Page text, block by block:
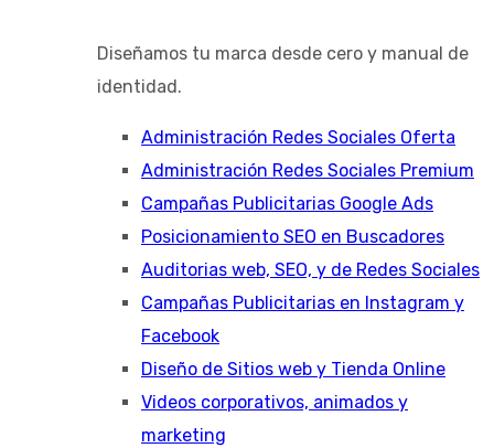
Diseñamos tu marca desde cero y manual de
identidad.
Administración Redes Sociales Oferta
Administración Redes Sociales Premium
Campañas Publicitarias Google Ads
Posicionamiento SEO en Buscadores
Auditorias web, SEO, y de Redes Sociales
Campañas Publicitarias en Instagram y
Facebook
Diseño de Sitios web y Tienda Online
Videos corporativos, animados y
marketing